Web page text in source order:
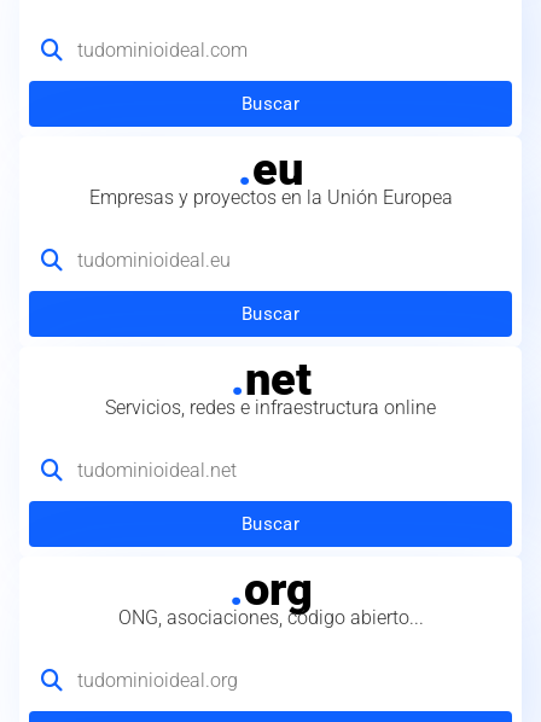
Buscar
.eu
Empresas y proyectos en la Unión Europea
Buscar
.net
Servicios, redes e infraestructura online
Buscar
.org
ONG, asociaciones, código abierto...